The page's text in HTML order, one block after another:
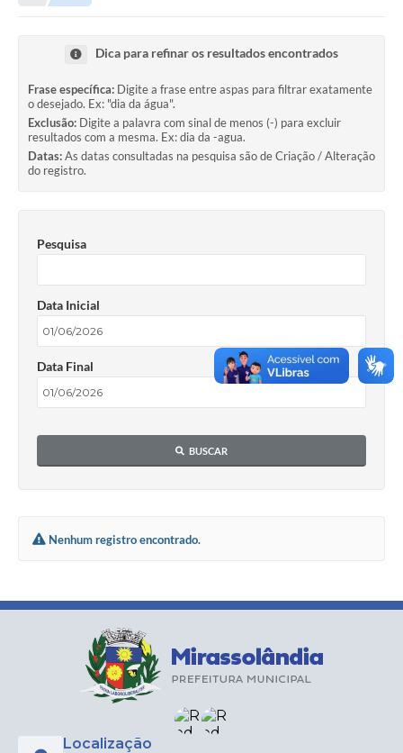
Dica para refinar os resultados encontrados
Frase específica: Digite a frase entre aspas para filtrar exatamente
o desejado. Ex: "dia da água".
Exclusão: Digite a palavra com sinal de menos (-) para excluir
resultados com a mesma. Ex: dia da -agua.
Datas:As datas consultadas na pesquisa são de Criação / Alteração
do registro.
Pesquisa
Data Inicial
Data Final
BUSCAR
Nenhum registro encontrado.
Localização